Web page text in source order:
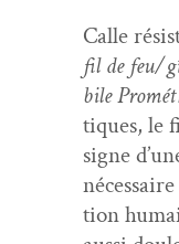
Calle
fil de feu/
bile
tiques, le
signe
tion